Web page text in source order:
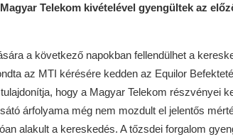
Telekom kivételével gyengültek az
a következő napokban fellendülhet a
az MTI kérésére kedden az Equilor
hogy a Magyar Telekom részvényei
árfolyama még nem mozdult el jelentős
alakult a kereskedés. A tőzsdei forgalom